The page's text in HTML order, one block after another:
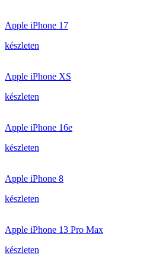
Apple iPhone 17
készleten
Apple iPhone XS
készleten
Apple iPhone 16e
készleten
Apple iPhone 8
készleten
Apple iPhone 13 Pro Max
készleten